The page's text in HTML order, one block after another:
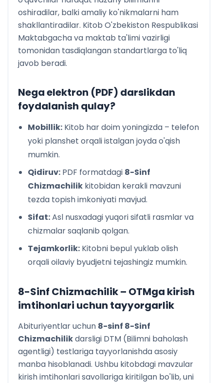
oshiradilar, balki amaliy ko'nikmalarni ham
shakllantiradilar. Kitob O'zbekiston Respublikasi
Maktabgacha va maktab ta'limi vazirligi
tomonidan tasdiqlangan standartlarga to'liq
javob beradi.
Nega elektron (PDF) darslikdan
foydalanish qulay?
Mobillik: Kitob har doim yoningizda – telefon
yoki planshet orqali istalgan joyda o'qish
mumkin.
Qidiruv: PDF formatdagi 8-Sinf
Chizmachilik kitobidan kerakli mavzuni
tezda topish imkoniyati mavjud.
Sifat:Asl nusxadagi yuqori sifatli rasmlar va
chizmalar saqlanib qolgan.
Tejamkorlik: Kitobni bepul yuklab olish
orqali oilaviy byudjetni tejashingiz mumkin.
8-Sinf Chizmachilik– OTMga kirish
imtihonlari uchun tayyorgarlik
Abituriyentlar uchun 8-sinf 8-Sinf
Chizmachilikdarsligi DTM (Bilimni baholash
agentligi) testlariga tayyorlanishda asosiy
manba hisoblanadi. Ushbu kitobdagi mavzular
kirish imtihonlari savollariga kiritilgan bo'lib, uni